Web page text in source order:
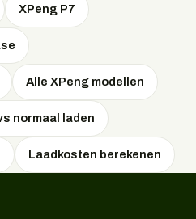
Welke vorm het voordeligst
EVTrader adviseert
de scherpste prijs.
XPeng P7
Alle XPeng modellen
normaal laden
Laadkosten berekenen